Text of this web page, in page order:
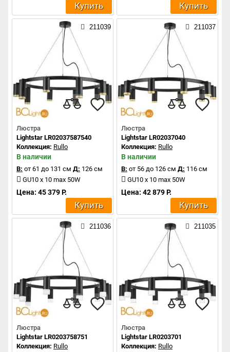
Купить Купить
211039
Люстра
Lightstar LR02037587540
Коллекция: Rullo
В наличии
В: от 61 до 131 см Д: 126 см
GU10 x 10 max 50W
Цена: 45 379 Р.
Купить
211037
Люстра
Lightstar LR02037040
Коллекция: Rullo
В наличии
В: от 56 до 126 см Д: 116 см
GU10 x 10 max 50W
Цена: 42 879 Р.
Купить
211036
Люстра
Lightstar LR0203758751
Коллекция: Rullo
211035
Люстра
Lightstar LR0203701
Коллекция: Rullo